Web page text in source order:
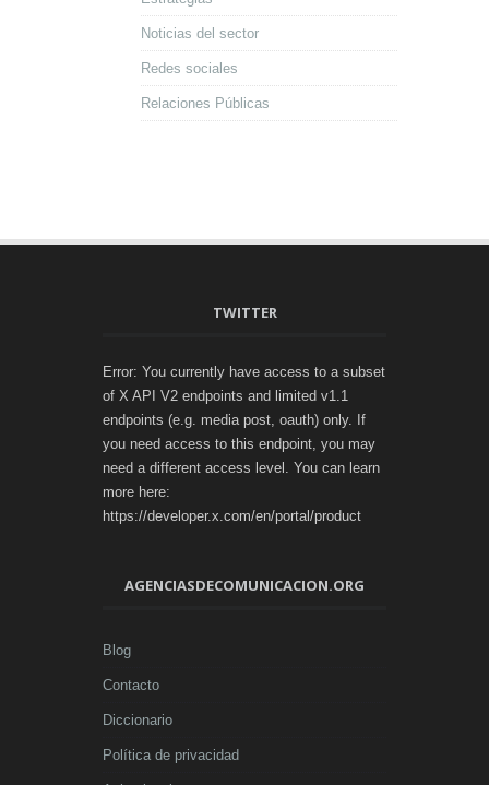
Noticias del sector
Redes sociales
Relaciones Públicas
TWITTER
Error: You currently have access to a subset
of X API V2 endpoints and limited v1.1
endpoints (e.g. media post, oauth) only. If
you need access to this endpoint, you may
need a different access level. You can learn
more here:
https://developer.x.com/en/portal/product
AGENCIASDECOMUNICACION.ORG
Blog
Contacto
Diccionario
Política de privacidad